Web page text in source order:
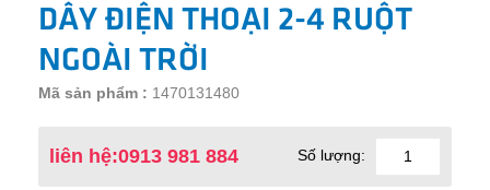
DÂY ĐIỆN THOẠI 2-4 RUỘT
NGOÀI TRỜI
Mã sản phẩm : 1470131480
liên hệ:0913 981 884 Số lượng: